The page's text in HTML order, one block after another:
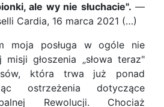
ale wy nie słuchacie". —
Cardia, 16 marca 2021 (…)
moja posługa w ogóle nie
głoszenia „słowa teraz"
która trwa już ponad
ostrzeżenia dotyczące
Rewolucji. Chociaż